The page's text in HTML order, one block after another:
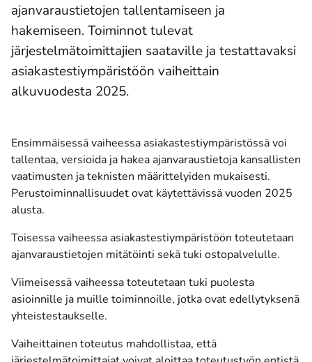
ajanvaraustietojen tallentamiseen ja
hakemiseen. Toiminnot tulevat
järjestelmätoimittajien saataville ja testattavaksi
asiakastestiympäristöön vaiheittain
alkuvuodesta 2025.
Ensimmäisessä vaiheessa asiakastestiympäristössä voi
tallentaa, versioida ja hakea ajanvaraustietoja kansallisten
vaatimusten ja teknisten määrittelyiden mukaisesti.
Perustoiminnallisuudet ovat käytettävissä vuoden 2025
alusta.
Toisessa vaiheessa asiakastestiympäristöön toteutetaan
ajanvaraustietojen mitätöinti sekä tuki ostopalvelulle.
Viimeisessä vaiheessa toteutetaan tuki puolesta
asioinnille ja muille toiminnoille, jotka ovat edellytyksenä
yhteistestaukselle.
Vaiheittainen toteutus mahdollistaa, että